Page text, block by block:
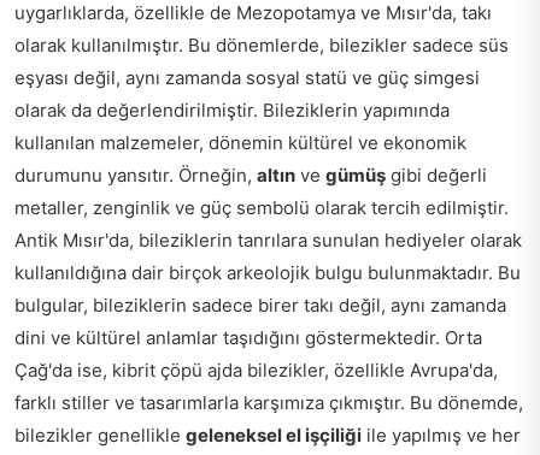
uygarlıklarda, özellikle de Mezopotamya ve Mısır'da, takı
olarak kullanılmıştır. Bu dönemlerde, bilezikler sadece süs
eşyası değil, aynı zamanda sosyal statü ve güç simgesi
olarak da değerlendirilmiştir. Bileziklerin yapımında
kullanılan malzemeler, dönemin kültürel ve ekonomik
durumunu yansıtır. Örneğin, altın ve gümüş gibi değerli
metaller, zenginlik ve güç sembolü olarak tercih edilmiştir.
Antik Mısır'da, bileziklerin tanrılara sunulan hediyeler olarak
kullanıldığına dair birçok arkeolojik bulgu bulunmaktadır. Bu
bulgular, bileziklerin sadece birer takı değil, aynı zamanda
dini ve kültürel anlamlar taşıdığını göstermektedir. Orta
Çağ'da ise, kibrit çöpü ajda bilezikler, özellikle Avrupa'da,
farklı stiller ve tasarımlarla karşımıza çıkmıştır. Bu dönemde,
bilezikler genellikle geleneksel el işçiliği ile yapılmış ve her